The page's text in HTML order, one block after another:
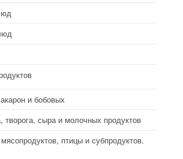
и бобовых
творога, сыра и молочных продуктов
птицы и субпродуктов.